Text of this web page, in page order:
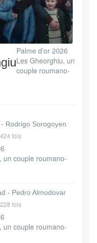
Palme d'or 2026
Les Gheorghiu, un
couple roumano-
Rodrigo Sorogoyen
fois
un couple roumano-
- Pedro Almodovar
fois
un couple roumano-